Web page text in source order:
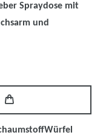
Spraydose mit
und